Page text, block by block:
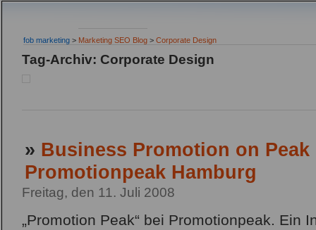
fob marketing > Marketing SEO Blog > Corporate Design
Tag-Archiv: Corporate Design
» Business Promotion on Peak
Promotionpeak Hamburg
Freitag, den 11. Juli 2008
„Promotion Peak“ bei Promotionpeak. Ein